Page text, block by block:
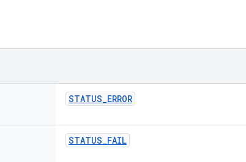
STATUS_ERROR
STATUS_FAIL